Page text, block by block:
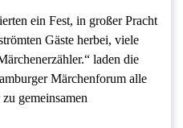
ein Fest, in großer Pracht
Gäste herbei, viele
laden die
Märchenforum alle
gemeinsamen